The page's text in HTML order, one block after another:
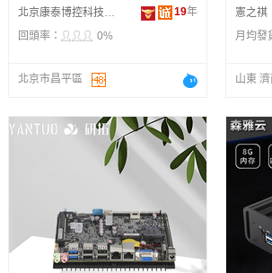
(MB06)/G2120/2G/1T、501G2/I5-3470/
/1T、784G
-4570/8 G /1T、705VG
16 G/1T、786G 2/I7-9700/16
/1T、707
G/2T/256
SSD、701V
1T、 G F81/I5-4570/8G/1T、SIMB-683/I
7-4790/8
/1T、705G2/I5-6500/16G/1
2/I3-6100/4
/1T、706
/1T/128 G SSD、707VG /I
2/I7-10700/16G
北京康泰博控科技有限公司 19年
回頭率：
0%
北京市昌平區
月均發
山東